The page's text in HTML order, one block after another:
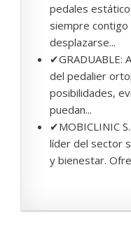
pedales
siempre contigo
desplazarse...
✔GRADUABLE:
del pedalier
posibilidades,
puedan...
✔MOBICLINIC
líder del sector
y bienestar.